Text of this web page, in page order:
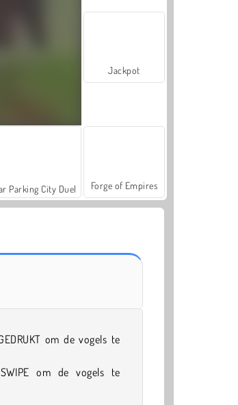
Parking City Duel
Jackpot
Forge of Empires
om de vogels te
om de vogels te